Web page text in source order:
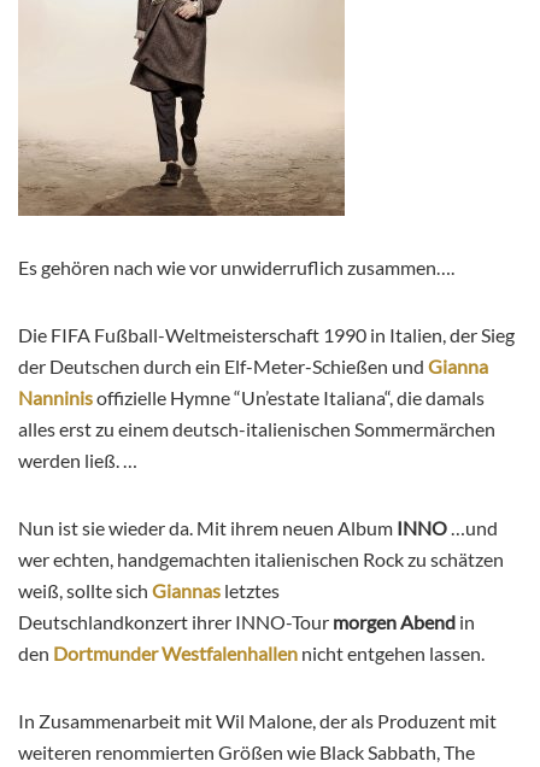
Es gehören nach wie vor unwiderruflich zusammen….
Die FIFA Fußball-Weltmeisterschaft 1990 in Italien, der Sieg
der Deutschen durch ein Elf-Meter-Schießen und Gianna
Nanninisoffizielle Hymne “Un’estate Italiana“, die damals
alles erst zu einem deutsch-italienischen Sommermärchen
werden ließ. …
Nun ist sie wieder da. Mit ihrem neuen Album INNO…und
wer echten, handgemachten italienischen Rock zu schätzen
weiß, sollte sich Giannas letztes
Deutschlandkonzert ihrer INNO-Tour morgen Abend in
den Dortmunder Westfalenhallen nicht entgehen lassen.
In Zusammenarbeit mit Wil Malone, der als Produzent mit
weiteren renommierten Größen wie Black Sabbath, The